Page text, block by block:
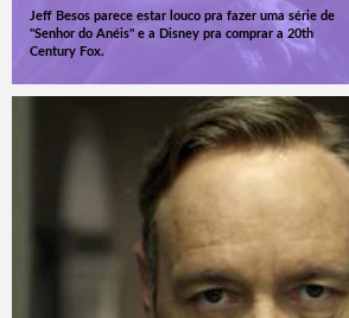
Jeff Besos parece estar louco pra fazer uma série de
"Senhor do Anéis" e a Disney pra comprar a 20th
Century Fox.